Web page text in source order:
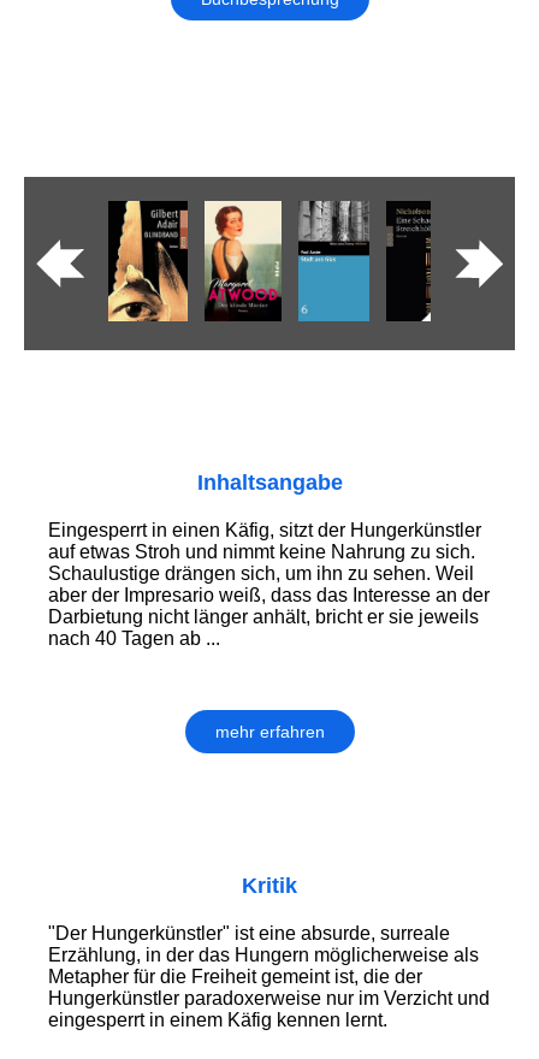
Inhaltsangabe
Eingesperrt in einen Käfig, sitzt der Hungerkünstler
auf etwas Stroh und nimmt keine Nahrung zu sich.
Schaulustige drängen sich, um ihn zu sehen. Weil
aber der Impresario weiß, dass das Interesse an der
Darbietung nicht länger anhält, bricht er sie jeweils
nach 40 Tagen ab ...
mehr erfahren
Kritik
"Der Hungerkünstler" ist eine absurde, surreale
Erzählung, in der das Hungern möglicherweise als
Metapher für die Freiheit gemeint ist, die der
Hungerkünstler paradoxerweise nur im Verzicht und
eingesperrt in einem Käfig kennen lernt.